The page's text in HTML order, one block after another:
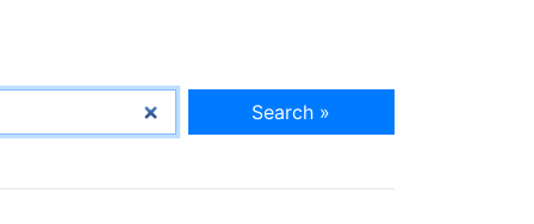
Search »